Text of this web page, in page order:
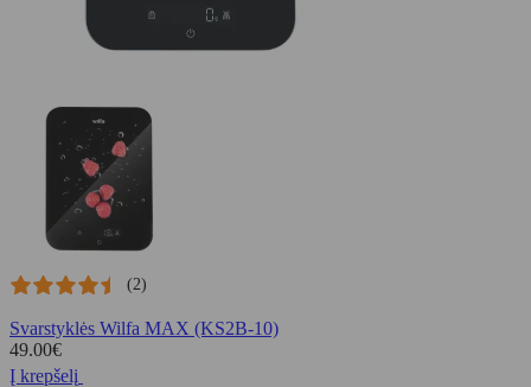
(2)
Svarstyklės Wilfa MAX (KS2B-10)
49.00€
Į krepšelį